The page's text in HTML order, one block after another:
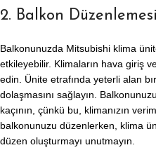
2. Balkon Düzenlemesi
Balkonunuzda Mitsubishi klima
etkileyebilir. Klimaların hava giriş
edin. Ünite etrafında yeterli alan
dolaşmasını sağlayın.
kaçının, çünkü bu, klimanızın
balkonunuzu düzenlerken, klima
düzen oluşturmayı unutmayın.